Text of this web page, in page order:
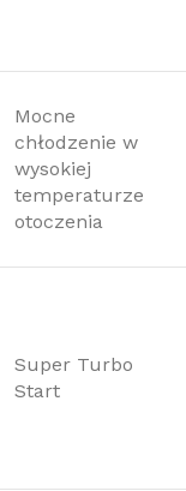
Mocne
chłodzenie w
wysokiej
temperaturze
otoczenia
Super Turbo
Start